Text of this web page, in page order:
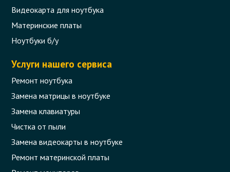
Видеокарта для ноутбука
Материнские платы
Ноутбуки б/у
Услуги нашего сервиса
Ремонт ноутбука
Замена матрицы в ноутбуке
Замена клавиатуры
Чистка от пыли
Замена видеокарты в ноутбуке
Ремонт материнской платы